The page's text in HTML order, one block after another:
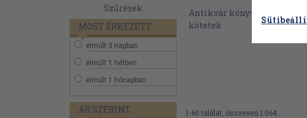
Szűrések
MOST ÉRKEZETT
elmúlt 3 napban
elmúlt 1 hétben
elmúlt 1 hónapban
ÁR SZERINT
Antikvár könyvek
kötetek
1-60 találat, összesen 1.064.